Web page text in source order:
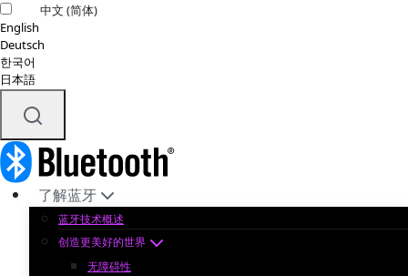
中文 (简体)
English
Deutsch
한국어
日本語
了解蓝牙
蓝牙技术概述
创造更美好的世界
无障碍性